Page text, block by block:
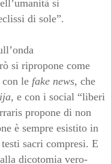
si
di sole”.
si ripropone come
con le fake news, che
, e con i social “liberi
propone di non
è sempre esistito in
sacri compresi. E
dicotomia vero-